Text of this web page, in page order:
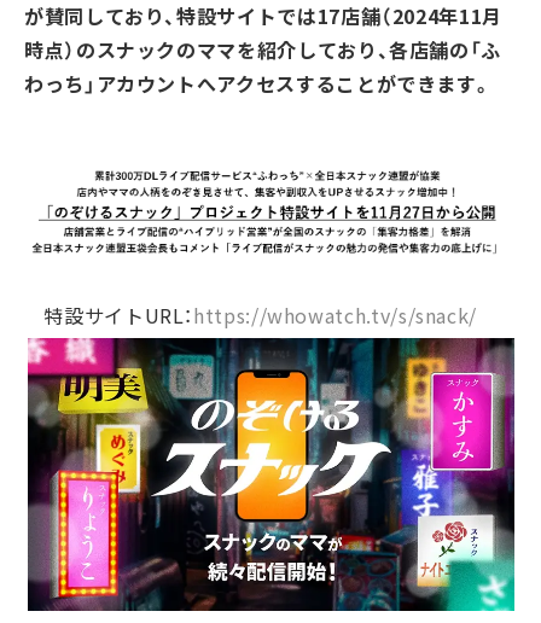
が賛同しており、特設サイトでは17店舗（2024年11月
時点）のスナックのママを紹介しており、各店舗の「ふ
わっち」アカウントへアクセスすることができます。
特設サイトURL：https://whowatch.tv/s/snack/